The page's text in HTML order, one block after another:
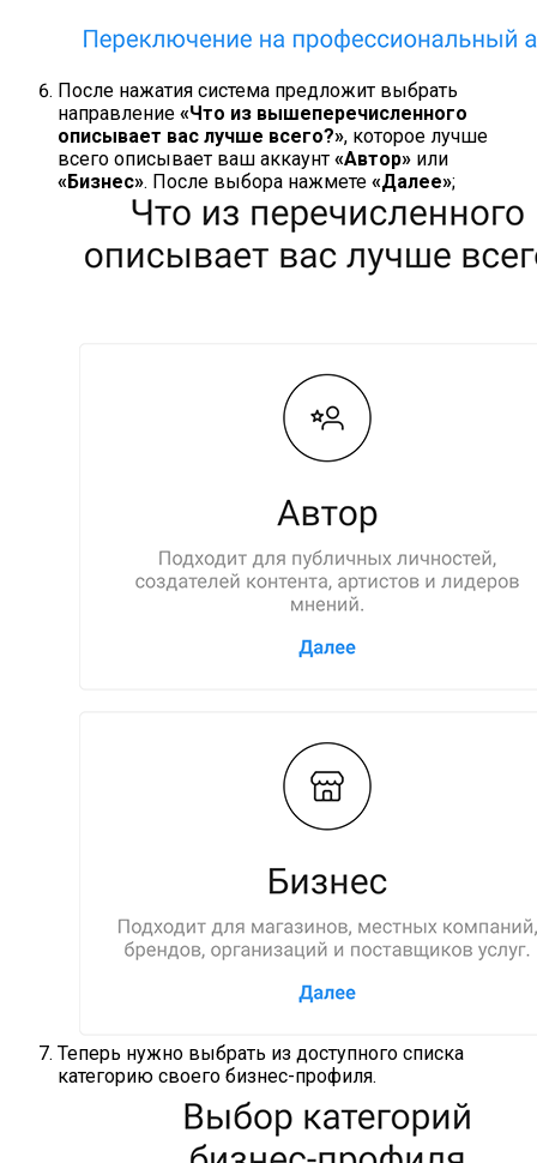
После нажатия система предложит выбрать
направление «Что из вышеперечисленного
описывает вас лучше всего?», которое лучше
всего описывает ваш аккаунт «Автор» или
«Бизнес». После выбора нажмете «Далее»;
Теперь нужно выбрать из доступного списка
категорию своего бизнес-профиля.